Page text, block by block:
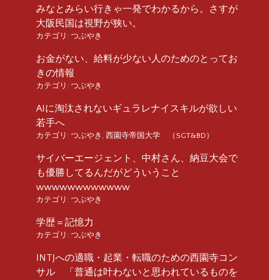
みなとみらい行きゃ一発でわかるから。さすが
大阪民国は視野が狭い。
カテゴリ: つぶやき
お金がない、給料が少ない人のためのとってお
きの情報
カテゴリ: つぶやき
AIに淘汰されないギュラレナイスキルが欲しい
若手へ
カテゴリ: つぶやき , 西園寺帝国大学 （SGT&BD）
サイバーエージェント、中村さん、納豆大会で
も優勝してるんだがどういうこと
wwwwwwwwwwww
カテゴリ: つぶやき
学歴＝記憶力
カテゴリ: つぶやき
INTJへの適職・起業・転職のための西園寺コン
サル 「普通は叶わないと思われているものを